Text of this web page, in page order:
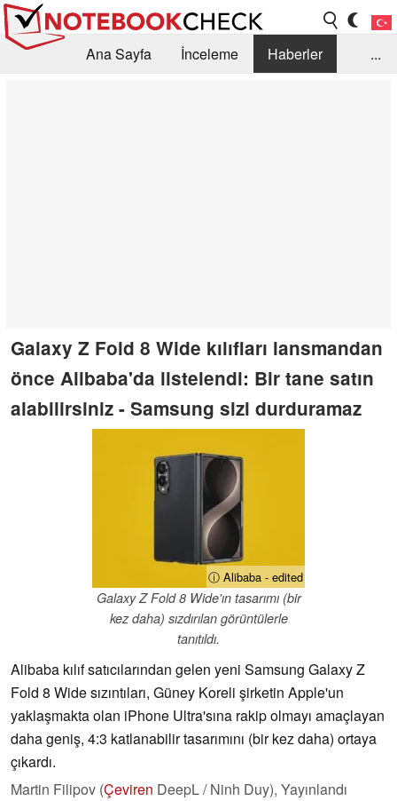
Ana Sayfa İnceleme
Haberler
...
Galaxy Z Fold 8 Wide kılıfları lansmandan
önce Alibaba'da listelendi: Bir tane satın
alabilirsiniz - Samsung sizi durduramaz
ⓘ Alibaba - edited
Galaxy Z Fold 8 Wide'ın tasarımı (bir
kez daha) sızdırılan görüntülerle
tanıtıldı.
Alibaba kılıf satıcılarından gelen yeni Samsung Galaxy Z
Fold 8 Wide sızıntıları, Güney Koreli şirketin Apple'un
yaklaşmakta olan iPhone Ultra'sına rakip olmayı amaçlayan
daha geniş, 4:3 katlanabilir tasarımını (bir kez daha) ortaya
çıkardı.
Martin Filipov (Çeviren DeepL / Ninh Duy), Yayınlandı